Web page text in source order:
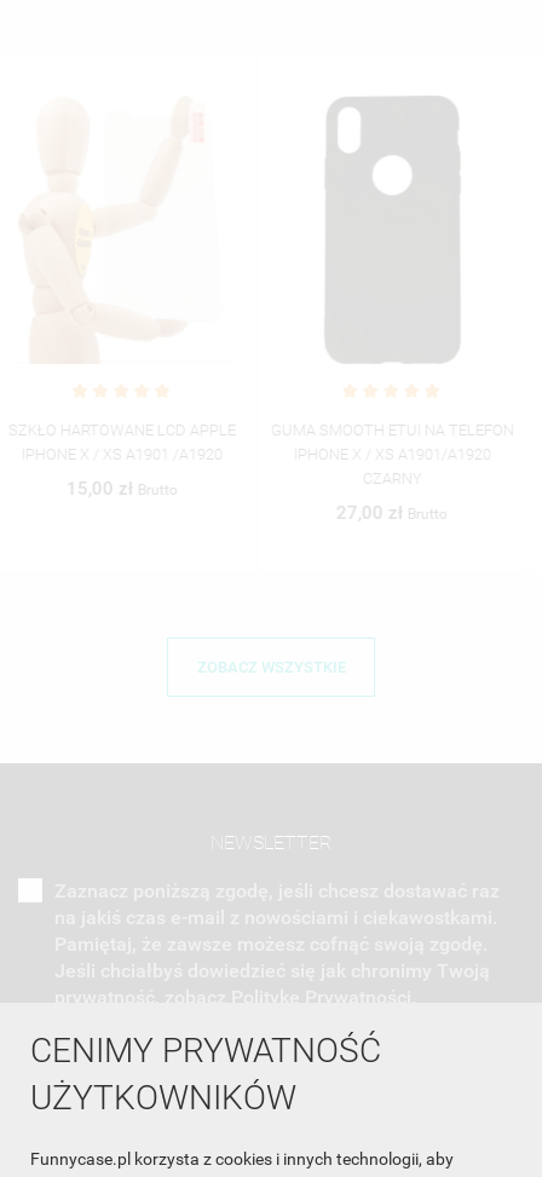
CENIMY PRYWATNOŚĆ
UŻYTKOWNIKÓW
Funnycase.pl korzysta z cookies i innych technologii, aby
GUMA SMOOTH ETUI NA TELEFON
IPHONE X / XS A1901/A1920
CZARNY
NEON SILVER ETUI NA TELEFON
IPHONE X / XS A1865/A1920
MIENIĄCE SIĘ ZLZ100
46,06 zł Brutto
ZOBACZ WSZYSTKIE
NEWSLETTER
INFORMACJA O SKLEPIE